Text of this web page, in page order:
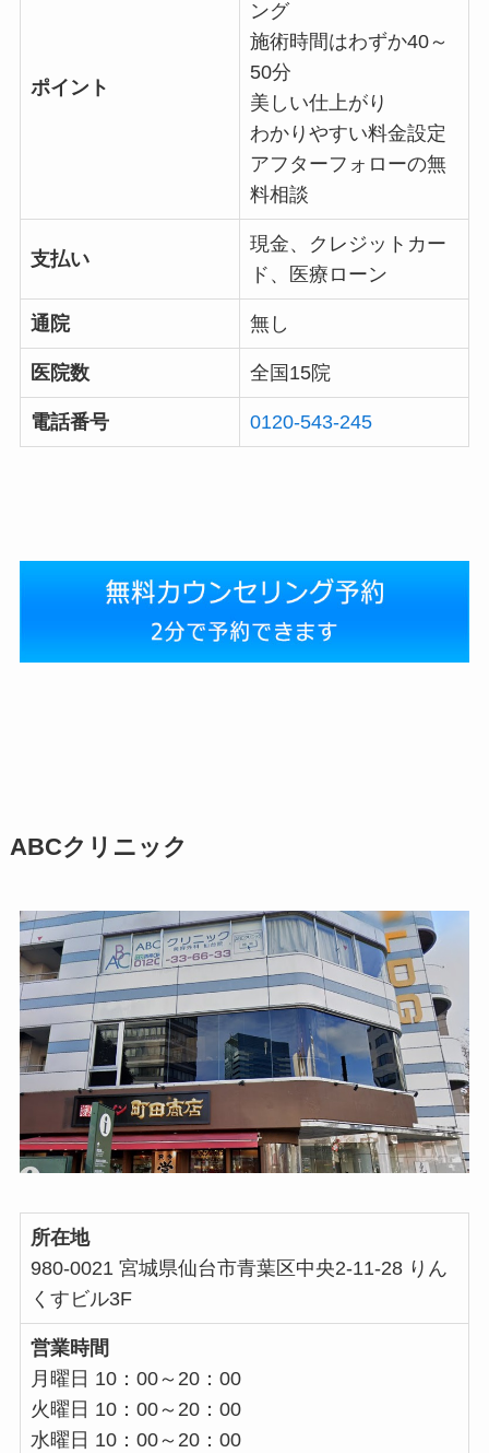
ポイント
ング
施術時間はわずか40～
50分
美しい仕上がり
わかりやすい料金設定
アフターフォローの無
料相談
支払い
現金、クレジットカー
ド、医療ローン
通院 無し
医院数 全国15院
電話番号 0120-543-245
ABCクリニック
所在地
980-0021 宮城県仙台市青葉区中央2-11-28 りん
くすビル3F
営業時間
月曜日 10：00～20：00
火曜日 10：00～20：00
水曜日 10：00～20：00